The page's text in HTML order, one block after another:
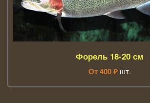
Форель 18-20 см
От400 ₽ шт.